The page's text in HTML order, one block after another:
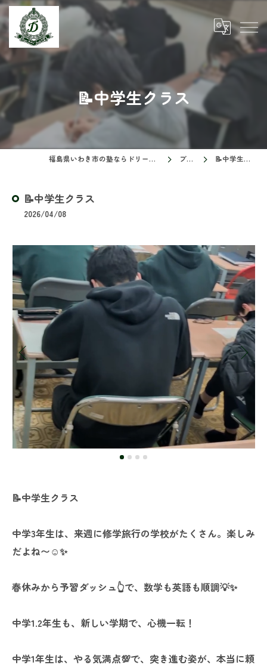
📝中学生クラス
福島県いわき市の塾ならドリームスクール ブログ 📝中学生クラス
📝中学生クラス
2026/04/08
📝中学生クラス
中学3年生は、来週に修学旅行の学校がたくさん。楽しみ
だよね〜☺✨
春休みから予習ダッシュ👆️で、数学も英語も順調💡✨
中学1.2年生も、新しい学期で、心機一転！
中学1年生は、やる気満点💯で、突き進む姿が、本当に頼